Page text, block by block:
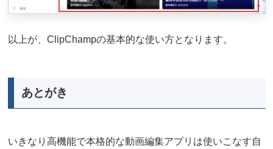
以上が、ClipChampの基本的な使い方となります。
あとがき
いきなり高機能で本格的な動画編集アプリは使いこなす自